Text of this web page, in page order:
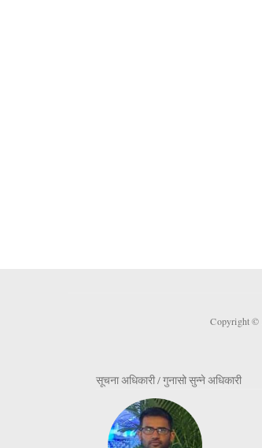
Copyright ©
सूचना अधिकारी / गुनासो सुन्ने अधिकारी